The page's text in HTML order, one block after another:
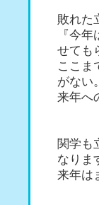
敗れた
『今
せても
ここま
がない。
来年へ
関学も
なりま
来年は